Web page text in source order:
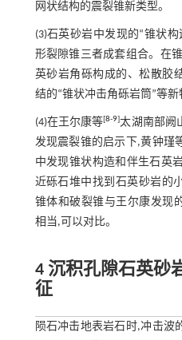
网状结构的震裂锥新类型。
(3)石英砂岩中发现的“锥状
形裂隙锥三者成套组合。在
英砂岩角砾构成的、松散胶
结的“锥状冲击角砾岩筒”等新
(4)在王尔康等[8-9]太湖南部阙
发现震裂锥的启示下,黄钟瑾
中发现锥状构造和伴生石英
近砾石堆中找到石英砂岩的
锥体和破裂锥与王尔康发现
相当,可以对比。
4 沉积孔隙石英砂
征
陨石冲击地表岩石时,冲击波